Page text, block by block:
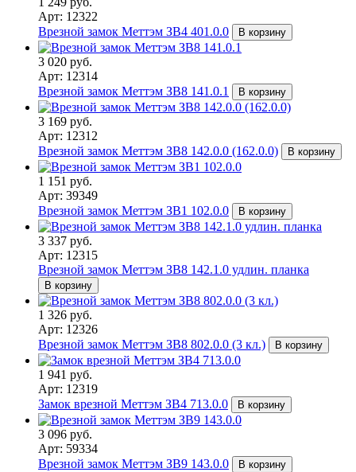
Арт: 12322
Врезной замок Меттэм ЗВ4 401.0.0
В корзину
3 020 руб.
Арт: 12314
Врезной замок Меттэм ЗВ8 141.0.1
В корзину
3 169 руб.
Арт: 12312
Врезной замок Меттэм ЗВ8 142.0.0 (162.0.0)
В корзину
1 151 руб.
Арт: 39349
Врезной замок Меттэм ЗВ1 102.0.0
В корзину
3 337 руб.
Арт: 12315
Врезной замок Меттэм ЗВ8 142.1.0 удлин. планка
В корзину
1 326 руб.
Арт: 12326
Врезной замок Меттэм ЗВ8 802.0.0 (3 кл.)
В корзину
1 941 руб.
Арт: 12319
Замок врезной Меттэм ЗВ4 713.0.0
В корзину
3 096 руб.
Арт: 59334
Врезной замок Меттэм ЗВ9 143.0.0
В корзину